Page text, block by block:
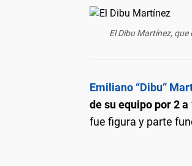
El Dibu Martínez,
Emiliano “Dibu”
de su equipo por 2
fue figura y parte